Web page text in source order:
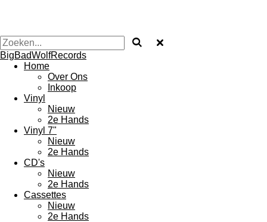
BigBadWolfRecords
Home
Over Ons
Inkoop
Vinyl
Nieuw
2e Hands
Vinyl 7"
Nieuw
2e Hands
CD's
Nieuw
2e Hands
Cassettes
Nieuw
2e Hands